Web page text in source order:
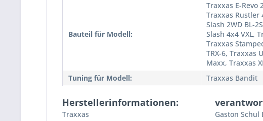
Bauteil für Modell:
Traxxas E-Revo
Traxxas Rustler
Slash 2WD BL-
Slash 4x4 VXL,
Traxxas
TRX-6, Traxxas
Maxx, Traxxas
Tuning für Modell:
Traxxas Bandit
Herstellerinformationen:
Traxxas
Gaston Schul